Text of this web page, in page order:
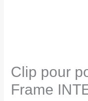
Clip pour
Frame